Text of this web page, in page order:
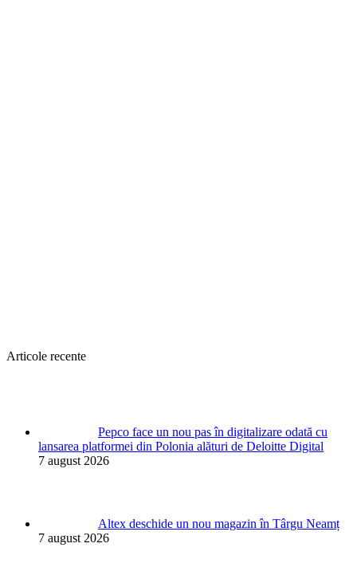
Articole recente
Pepco face un nou pas în digitalizare odată cu
lansarea platformei din Polonia alături de Deloitte Digital
7 august 2026
Altex deschide un nou magazin în Târgu Neamț
7 august 2026